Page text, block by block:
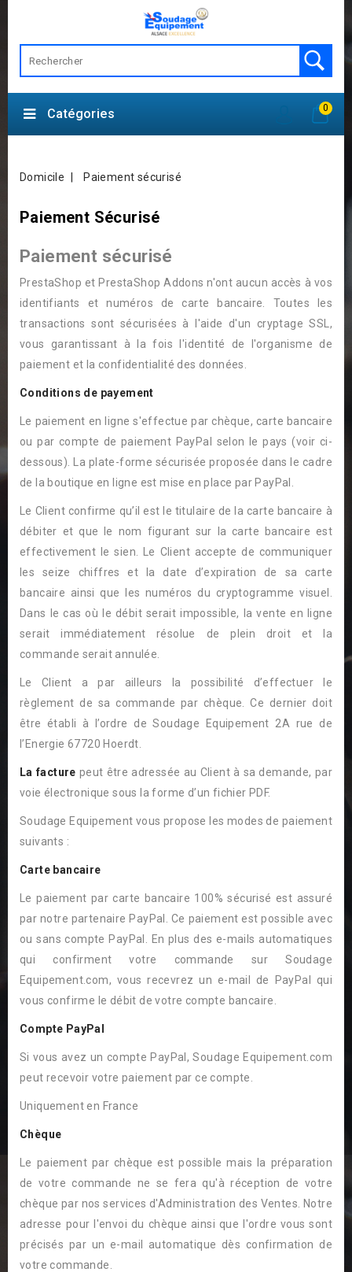
0
Catégories
Domicile Paiement sécurisé
Paiement Sécurisé
Paiement sécurisé
PrestaShop et PrestaShop Addons n'ont aucun accès à vos
identifiants et numéros de carte bancaire. Toutes les
transactions sont sécurisées à l'aide d'un cryptage SSL,
vous garantissant à la fois l'identité de l'organisme de
paiement et la confidentialité des données.
Conditions de payement
Le paiement en ligne s'effectue par chèque, carte bancaire
ou par compte de paiement PayPal selon le pays (voir ci-
dessous). La plate-forme sécurisée proposée dans le cadre
de la boutique en ligne est mise en place par PayPal.
Le Client confirme qu’il est le titulaire de la carte bancaire à
débiter et que le nom figurant sur la carte bancaire est
effectivement le sien. Le Client accepte de communiquer
les seize chiffres et la date d’expiration de sa carte
bancaire ainsi que les numéros du cryptogramme visuel.
Dans le cas où le débit serait impossible, la vente en ligne
serait immédiatement résolue de plein droit et la
commande serait annulée.
Le Client a par ailleurs la possibilité d’effectuer le
règlement de sa commande par chèque. Ce dernier doit
être établi à l’ordre de Soudage Equipement 2A rue de
l’Energie 67720 Hoerdt.
La facture peut être adressée au Client à sa demande, par
voie électronique sous la forme d’un fichier PDF.
Soudage Equipement vous propose les modes de paiement
suivants :
Carte bancaire
Le paiement par carte bancaire 100% sécurisé est assuré
par notre partenaire PayPal. Ce paiement est possible avec
ou sans compte PayPal. En plus des e-mails automatiques
qui confirment votre commande sur Soudage
Equipement.com, vous recevrez un e-mail de PayPal qui
vous confirme le débit de votre compte bancaire.
Compte PayPal
Si vous avez un compte PayPal, Soudage Equipement.com
peut recevoir votre paiement par ce compte.
Uniquement en France
Chèque
Le paiement par chèque est possible mais la préparation
de votre commande ne se fera qu'à réception de votre
chèque par nos services d'Administration des Ventes. Notre
adresse pour l'envoi du chèque ainsi que l'ordre vous sont
précisés par un e-mail automatique dès confirmation de
votre commande.